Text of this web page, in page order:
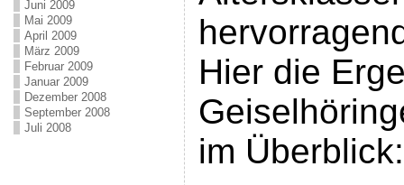
Juni 2009
Mai 2009
April 2009
März 2009
Februar 2009
Januar 2009
Dezember 2008
September 2008
Juli 2008
Hier die
im Überblick: